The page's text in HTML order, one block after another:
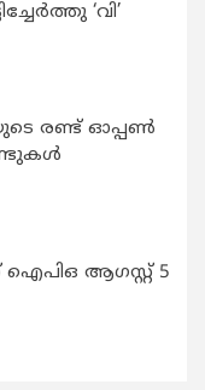
‘വി’
രണ്ട് ഓപ്പണ്‍
ആഗസ്റ്റ് 5